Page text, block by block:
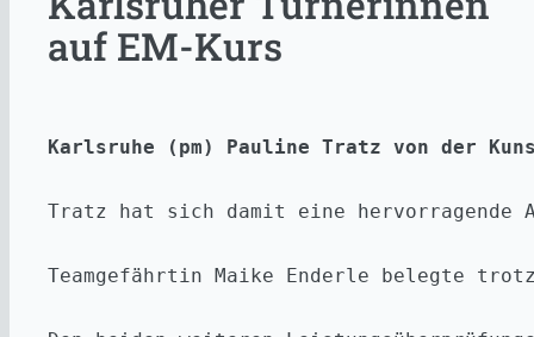
auf EM-Kurs
Karlsruhe (pm) Pauline Tratz von der
Tratz hat sich damit eine hervorragende
Teamgefährtin Maike Enderle belegte